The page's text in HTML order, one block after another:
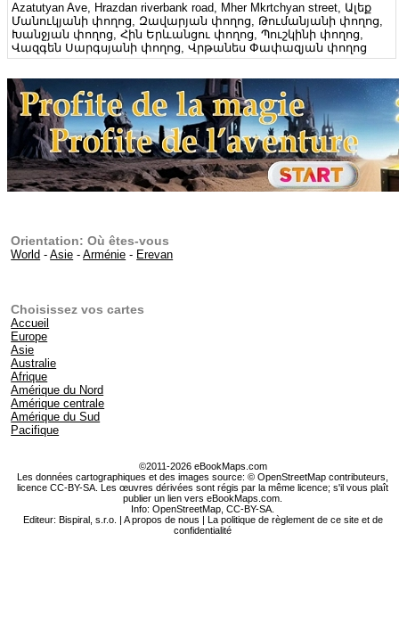
Azatutyan Ave, Hrazdan riverbank road, Mher Mkrtchyan street, Ալեք
Մանուկյանի փողոց, Զավարյան փողոց, Թումանյանի փողոց,
Խանջյան փողոց, Հին Երևանցու փողոց, Պուշկինի փողոց,
Վազգեն Սարգսյանի փողոց, Վրթանես Փափազյան փողոց
Orientation: Où êtes-vous
World -Asie -Arménie - Erevan
Choisissez vos cartes
Accueil
Europe
Asie
Australie
Afrique
Amérique du Nord
Amérique centrale
Amérique du Sud
Pacifique
©2011-2026 eBookMaps.com
Les données cartographiques et des images source: © OpenStreetMap contributeurs,
licence CC-BY-SA. Les œuvres dérivées sont régis par la même licence; s'il vous plaît
publier un lien vers eBookMaps.com.
Info:OpenStreetMap ,CC-BY-SA
Editeur: Bispiral, s.r.o. | A propos de nous | La politique de règlement de ce site et de
confidentialité